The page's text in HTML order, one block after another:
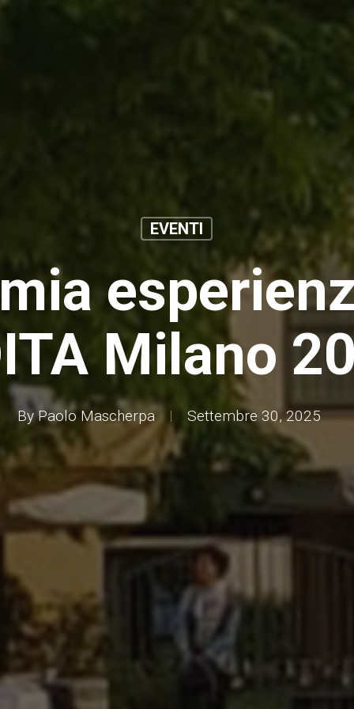
EVENTI
Milano
By Paolo Mascherpa Settembre 30, 2025